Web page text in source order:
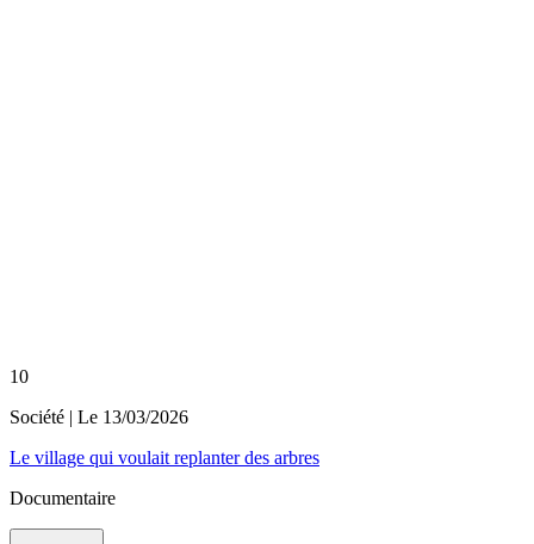
10
Société | Le 13/03/2026
Le village qui voulait replanter des arbres
Documentaire